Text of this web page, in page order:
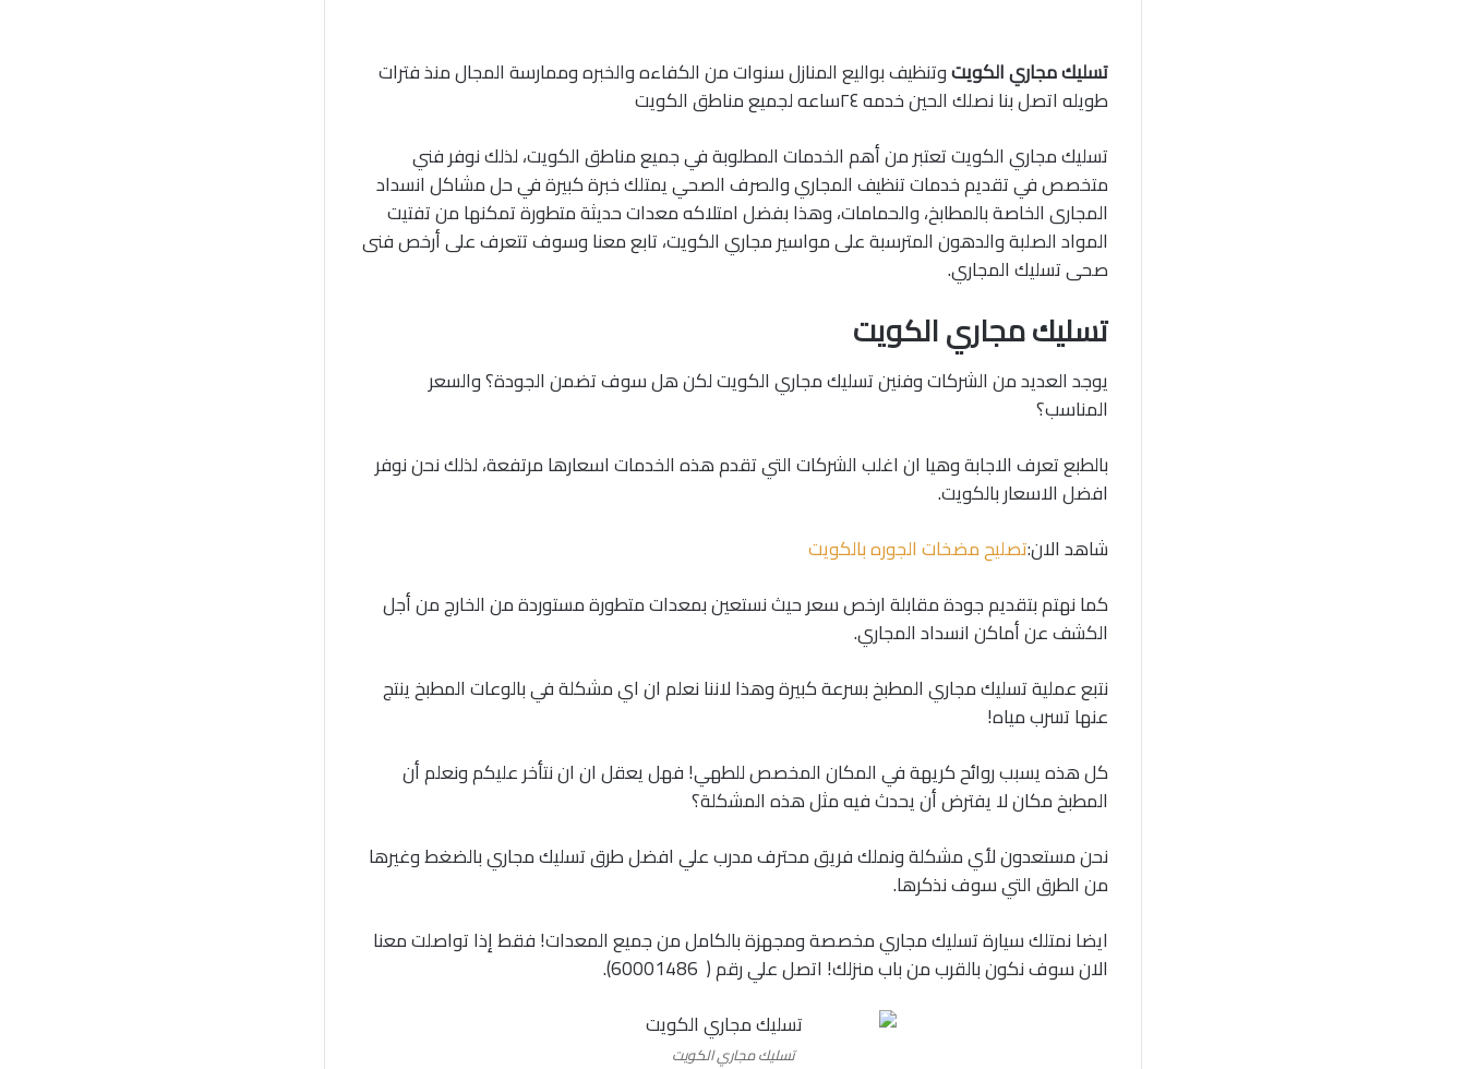
تسليك مجاري الكويتوتنظيف بواليع المنازل سنوات من الكفاءه والخبره وممارسة المجال منذ فترات
طويله اتصل بنا نصلك الحين خدمه ٢٤ساعه لجميع مناطق الكويت
تسليك مجاري الكويت تعتبر من أهم الخدمات المطلوبة في جميع مناطق الكويت، لذلك نوفر فني
متخصص في تقديم خدمات تنظيف المجاري والصرف الصحي يمتلك خبرة كبيرة في حل مشاكل انسداد
المجارى الخاصة بالمطابخ، والحمامات، وهذا بفضل امتلاكه معدات حديثة متطورة تمكنها من تفتيت
المواد الصلبة والدهون المترسبة على مواسير مجاري الكويت، تابع معنا وسوف تتعرف على أرخص فنى
صحى تسليك المجاري.
تسليك مجاري الكويت
يوجد العديد من الشركات وفنين تسليك مجاري الكويت لكن هل سوف تضمن الجودة؟ والسعر
المناسب؟
بالطبع تعرف الاجابة وهيا ان اغلب الشركات التي تقدم هذه الخدمات اسعارها مرتفعة، لذلك نحن نوفر
افضل الاسعار بالكويت.
شاهد الان:تصليح مضخات الجوره بالكويت
كما نهتم بتقديم جودة مقابلة ارخص سعر حيث نستعين بمعدات متطورة مستوردة من الخارج من أجل
الكشف عن أماكن انسداد المجاري.
نتبع عملية تسليك مجاري المطبخ بسرعة كبيرة وهذا لاننا نعلم ان اي مشكلة في بالوعات المطبخ ينتج
عنها تسرب مياه!
كل هذه يسبب روائح كريهة في المكان المخصص للطهي! فهل يعقل ان ان نتأخر عليكم ونعلم أن
المطبخ مكان لا يفترض أن يحدث فيه مثل هذه المشكلة؟
نحن مستعدون لأي مشكلة ونملك فريق محترف مدرب علي افضل طرق تسليك مجاري بالضغط وغيرها
من الطرق التي سوف نذكرها.
ايضا نمتلك سيارة تسليك مجاري مخصصة ومجهزة بالكامل من جميع المعدات! فقط إذا تواصلت معنا
الان سوف نكون بالقرب من باب منزلك! اتصل علي رقم ( 60001486).
تسليك مجاري الكويت